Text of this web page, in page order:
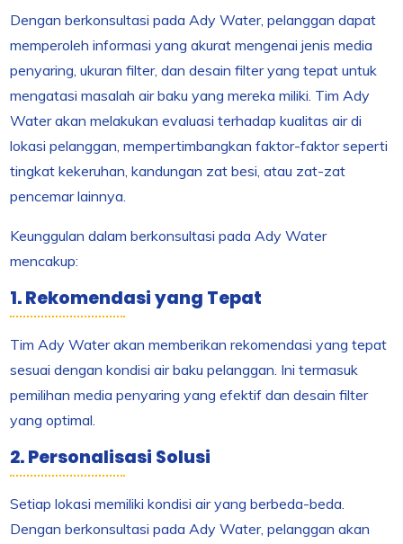
Dengan berkonsultasi pada Ady Water, pelanggan dapat
memperoleh informasi yang akurat mengenai jenis media
penyaring, ukuran filter, dan desain filter yang tepat untuk
mengatasi masalah air baku yang mereka miliki. Tim Ady
Water akan melakukan evaluasi terhadap kualitas air di
lokasi pelanggan, mempertimbangkan faktor-faktor seperti
tingkat kekeruhan, kandungan zat besi, atau zat-zat
pencemar lainnya.
Keunggulan dalam berkonsultasi pada Ady Water
mencakup:
1. Rekomendasi yang Tepat
Tim Ady Water akan memberikan rekomendasi yang tepat
sesuai dengan kondisi air baku pelanggan. Ini termasuk
pemilihan media penyaring yang efektif dan desain filter
yang optimal.
2. Personalisasi Solusi
Setiap lokasi memiliki kondisi air yang berbeda-beda.
Dengan berkonsultasi pada Ady Water, pelanggan akan